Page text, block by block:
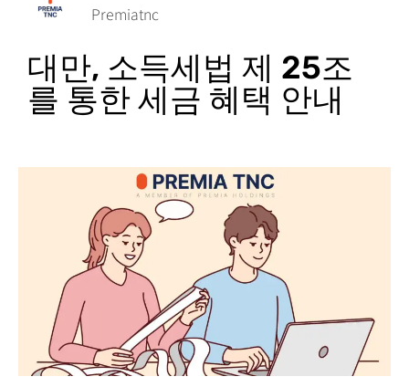
Premiatnc
대만, 소득세법 제 25조
를 통한 세금 혜택 안내